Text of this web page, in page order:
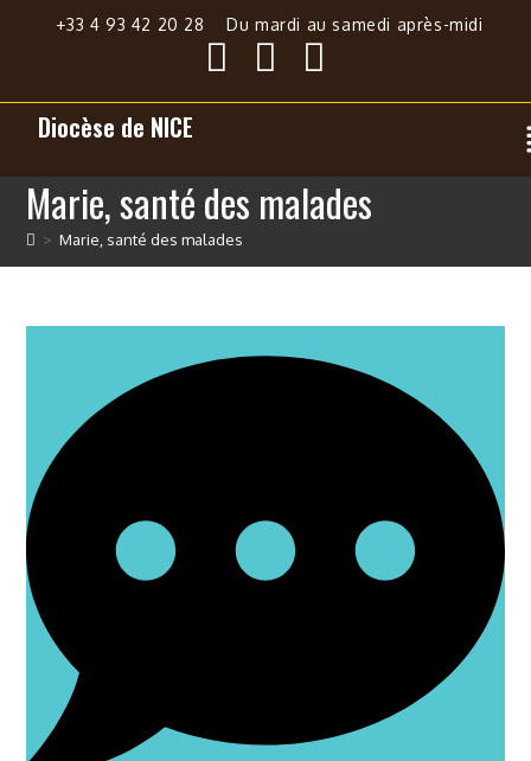
+33 4 93 42 20 28 Du mardi au samedi après-midi
Diocèse de NICE
Marie, santé des malades
> Marie, santé des malades